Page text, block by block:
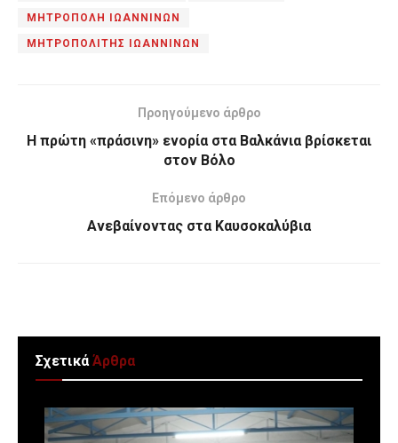
ΜΗΤΡΟΠΟΛΗ ΙΩΑΝΝΙΝΩΝ
ΜΗΤΡΟΠΟΛΙΤΗΣ ΙΩΑΝΝΙΝΩΝ
Προηγούμενο άρθρο
Η πρώτη «πράσινη» ενορία στα Βαλκάνια βρίσκεται
στον Βόλο
Επόμενο άρθρο
Ανεβαίνοντας στα Καυσοκαλύβια
ΣχετικάΆρθρα